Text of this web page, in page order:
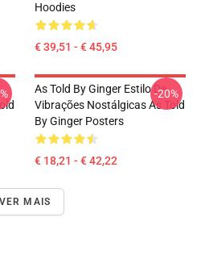
Hoodies
€ 39,51 - € 45,95
As Told By Ginger Estilo De
Vibrações Nostálgicas As Told
By Ginger Posters
€ 18,21 - € 42,22
-20%
VER MAIS